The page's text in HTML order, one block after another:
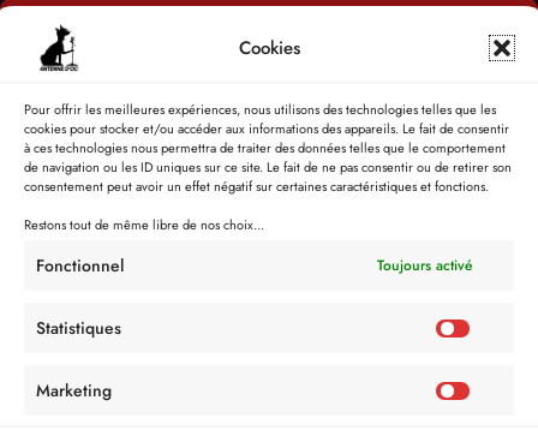
Cookies
Pour offrir les meilleures expériences, nous utilisons des technologies telles que les
cookies pour stocker et/ou accéder aux informations des appareils. Le fait de consentir
à ces technologies nous permettra de traiter des données telles que le comportement
de navigation ou les ID uniques sur ce site. Le fait de ne pas consentir ou de retirer son
consentement peut avoir un effet négatif sur certaines caractéristiques et fonctions.
Restons tout de même libre de nos choix...
Fonctionnel Toujours activé
Statistiques
Marketing